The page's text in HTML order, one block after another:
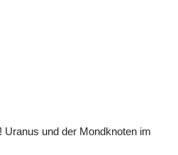
Uranus und der Mondknoten im